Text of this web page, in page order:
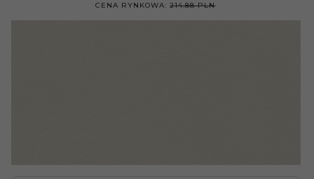
CENA RYNKOWA:214.88 PLN